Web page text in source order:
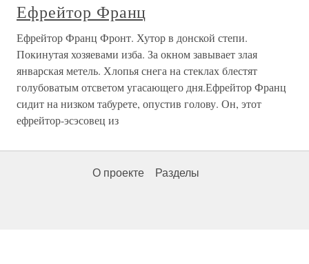
Ефрейтор Франц
Ефрейтор Франц Фронт. Хутор в донской степи.
Покинутая хозяевами изба. За окном завывает злая
январская метель. Хлопья снега на стеклах блестят
голубоватым отсветом угасающего дня.Ефрейтор Франц
сидит на низком табурете, опустив голову. Он, этот
ефрейтор-эсэсовец из
О проекте Разделы